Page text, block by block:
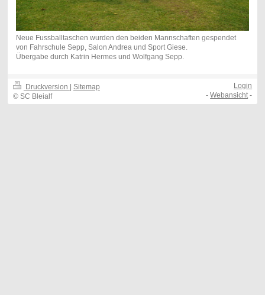
Neue Fussballtaschen wurden den beiden Mannschaften gespendet
von Fahrschule Sepp, Salon Andrea und Sport Giese.
Übergabe durch Katrin Hermes und Wolfgang Sepp.
Druckversion
Sitemap
© SC Bleialf
Login
-Webansicht-